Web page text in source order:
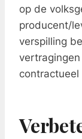
op de
producent/
verspilling